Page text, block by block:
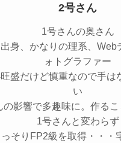
2号さん
1号さんの奥さん
身、かなりの理系、Web
ォトグラファー
盛だけど慎重なので手は
い
の影響で多趣味に。作る
1号さんと変わらず
そりFP2級を取得・・・